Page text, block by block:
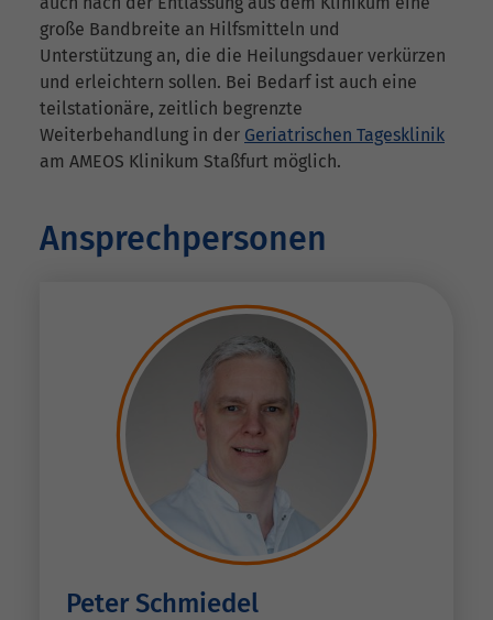
große Bandbreite an Hilfsmitteln und
Unterstützung an, die die Heilungsdauer verkürzen
und erleichtern sollen. Bei Bedarf ist auch eine
teilstationäre, zeitlich begrenzte
Weiterbehandlung in der Geriatrischen Tagesklinik
am AMEOS Klinikum Staßfurt möglich.
Ansprechpersonen
Peter Schmiedel